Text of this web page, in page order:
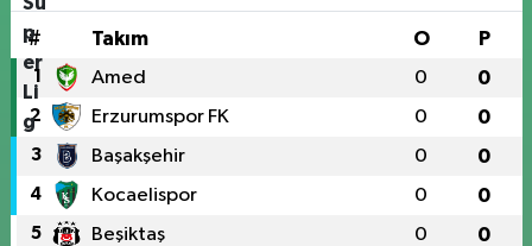
# Takım O P
1 Amed 0 0
2 Erzurumspor FK 0 0
3 Başakşehir 0 0
4 Kocaelispor 0 0
5 Beşiktaş 0 0